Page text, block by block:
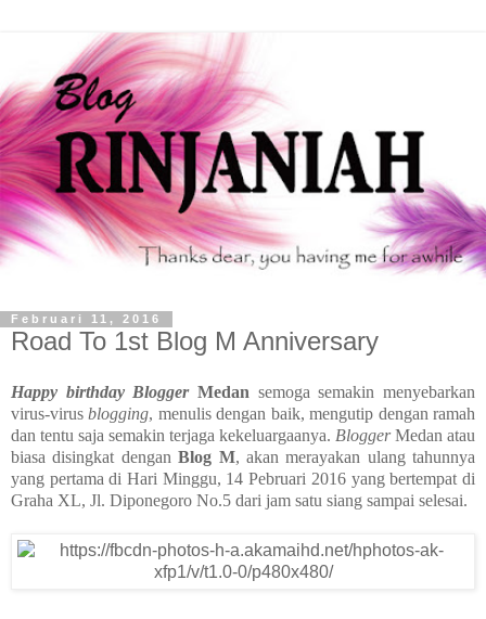
Februari 11, 2016
Road To 1st Blog M Anniversary
Happy birthday BloggerMedan semoga semakin menyebarkan
virus-virusblogging, menulis dengan baik, mengutip dengan ramah
dan tentu saja semakin terjaga kekeluargaanya. BloggerMedan atau
biasa disingkat denganBlog M, akan merayakan ulang tahunnya
yang pertama di Hari Minggu, 14 Pebruari 2016 yang bertempat di
Graha XL, Jl. Diponegoro No.5 dari jam satu siang sampai selesai.